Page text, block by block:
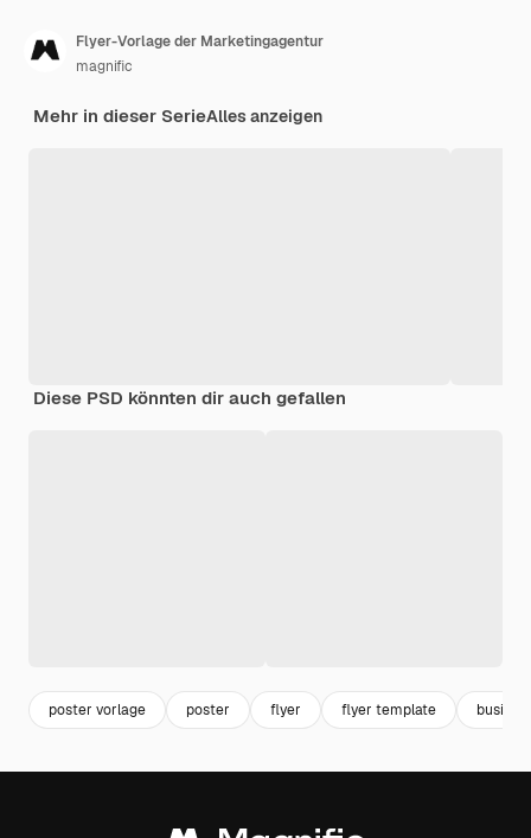
Flyer-Vorlage der Marketingagentur
magnific
Mehr in dieser SerieAlles anzeigen
Diese PSD könnten dir auch gefallen
poster vorlage poster flyer flyer template